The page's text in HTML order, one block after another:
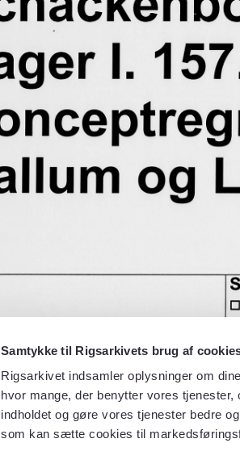
Samtykke til Rigsarkivets brug af
Rigsarkivet indsamler oplysninger om
hvor mange, der benytter vores
indholdet og gøre vores tjenester bedre
som kan sætte cookies til